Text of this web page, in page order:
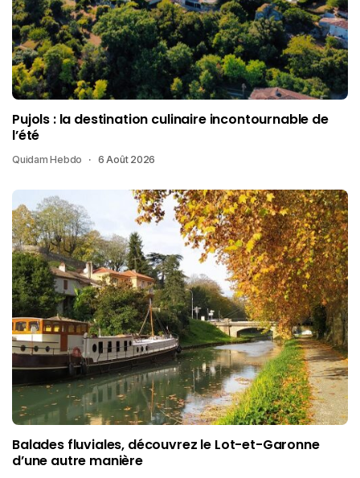
Pujols : la destination culinaire incontournable de
l’été
Quidam Hebdo 6 Août 2026
Balades fluviales, découvrez le Lot-et-Garonne
d’une autre manière